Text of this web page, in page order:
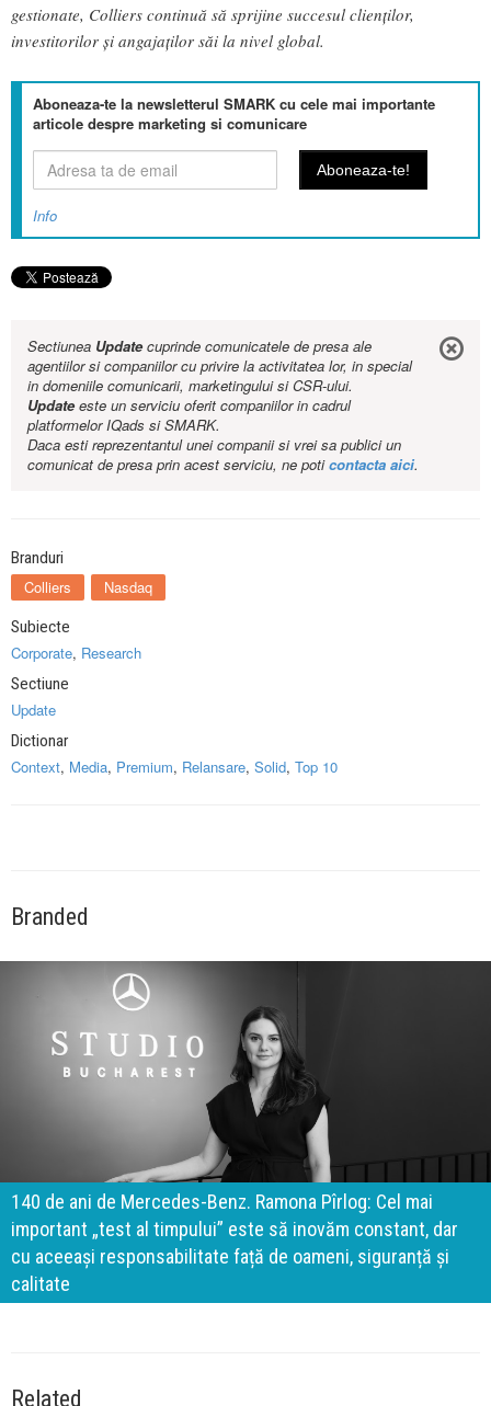
gestionate, Colliers continuă să sprijine succesul clienților,
investitorilor și angajaților săi la nivel global.
Aboneaza-te la newsletterul SMARK cu cele mai importante
articole despre marketing si comunicare
Info
Sectiunea Updatecuprinde comunicatele de presa ale
agentiilor si companiilor cu privire la activitatea lor, in special
in domeniile comunicarii, marketingului si CSR-ului.
Updateeste un serviciu oferit companiilor in cadrul
platformelor IQads si SMARK.
Daca esti reprezentantul unei companii si vrei sa publici un
comunicat de presa prin acest serviciu, ne poticontacta aici.
Branduri
Colliers Nasdaq
Subiecte
Corporate, Research
Sectiune
Update
Dictionar
Context, Media, Premium, Relansare, Solid, Top 10
Branded
140 de ani de Mercedes-Benz. Ramona Pîrlog: Cel mai
important „test al timpului” este să inovăm constant, dar
cu aceeași responsabilitate față de oameni, siguranță și
calitate
Related